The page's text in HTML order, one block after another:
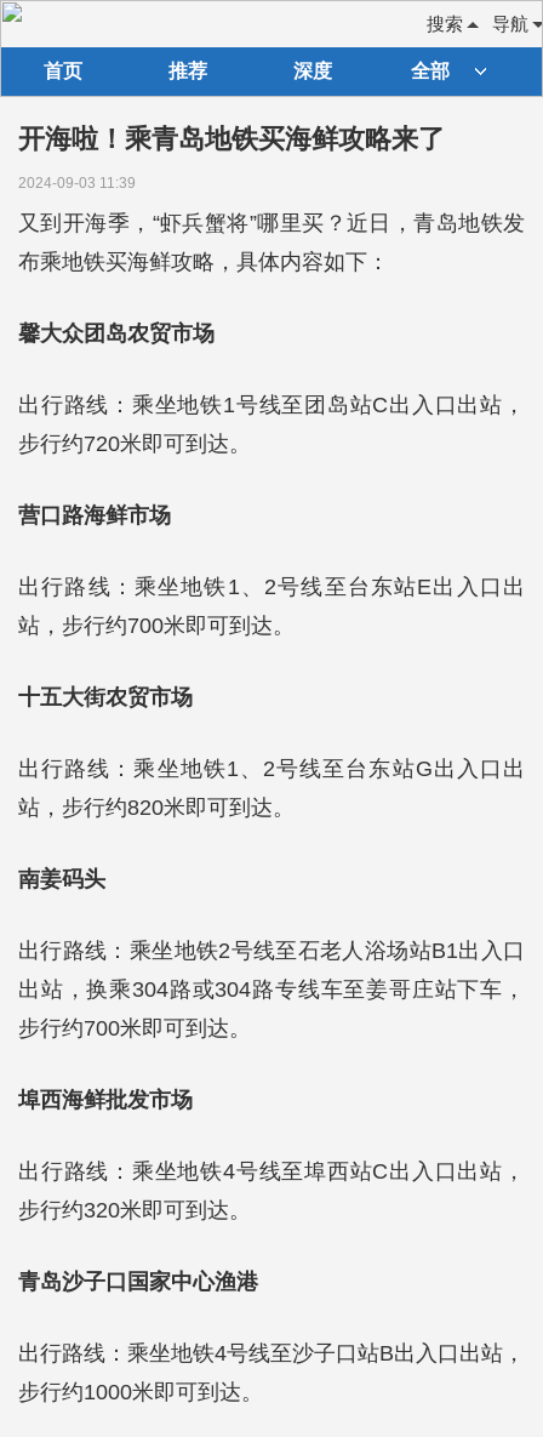
导航
搜索
首页 推荐 深度 全部
开海啦！乘青岛地铁买海鲜攻略来了
2024-09-03 11:39
又到开海季，“虾兵蟹将”哪里买？近日，青岛地铁发
布乘地铁买海鲜攻略，具体内容如下：
馨大众团岛农贸市场
出行路线：乘坐地铁1号线至团岛站C出入口出站，
步行约720米即可到达。
营口路海鲜市场
出行路线：乘坐地铁1、2号线至台东站E出入口出
站，步行约700米即可到达。
十五大街农贸市场
出行路线：乘坐地铁1、2号线至台东站G出入口出
站，步行约820米即可到达。
南姜码头
出行路线：乘坐地铁2号线至石老人浴场站B1出入口
出站，换乘304路或304路专线车至姜哥庄站下车，
步行约700米即可到达。
埠西海鲜批发市场
出行路线：乘坐地铁4号线至埠西站C出入口出站，
步行约320米即可到达。
青岛沙子口国家中心渔港
出行路线：乘坐地铁4号线至沙子口站B出入口出站，
步行约1000米即可到达。